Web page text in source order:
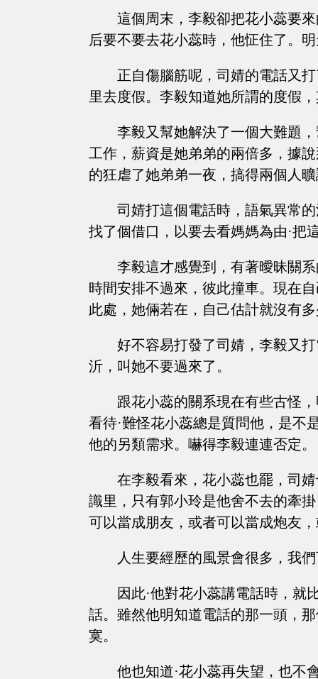
這個周末，李毅卻把花小蕊要
后要不要去花小蕊時，他怔住了。
正自傷腦筋呢，司婧的電話又
里去度假。李毅知道她所謂的度假
李毅又幫她解決了一個大難題
工作，薪資是她弟弟的兩倍多，據
的狂虐了她弟弟一夜，搞得兩個人
司婧打這個電話時，語氣異常
找了個借口，以要去看媽媽為由·把
李毅這才感覺到，有著曖昧關
時間安排不過來，彼此撞車。現在
此處，她倆若在，自己估計就沒有
好不容易打發了司婧，李毅又
沂，叫她不要過來了。
跟花小蕊的關系現在有些古怪
看待·難怪花小蕊總是質問他，是不
他的另類需求。嚇得李毅連連否定。
在李毅看來，花小蕊也罷，司
識里，只有郭小玲是他舍不去的牽
可以當成朋友，或者可以當成炮友
人生要經歷的風景會很多，我
因此·他對花小蕊講電話時，就
話。雖然他明知道電話的那一頭，
寞。
他也知道·花小蕊再失望，也不